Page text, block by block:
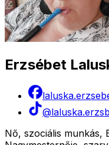
Erzsébet
Nő, szociális munkás,